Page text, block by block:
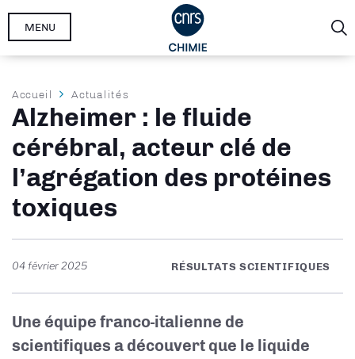
Aller
MENU
Fil
d'Ariane
Accueil Actualités
Alzheimer : le fluide
cérébral, acteur clé de
l’agrégation des protéines
toxiques
04 février 2025 RÉSULTATS SCIENTIFIQUES
Une équipe franco-italienne de
scientifiques a découvert que le liquide